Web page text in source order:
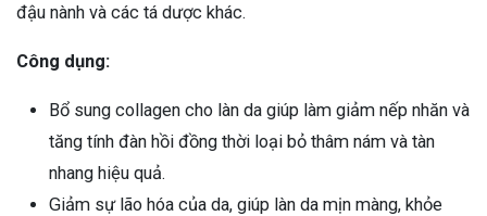
đậu nành và các tá dược khác.
Công dụng:
Bổ sung collagen cho làn da giúp làm giảm nếp nhăn và
tăng tính đàn hồi đồng thời loại bỏ thâm nám và tàn
nhang hiệu quả.
Giảm sự lão hóa của da, giúp làn da mịn màng, khỏe